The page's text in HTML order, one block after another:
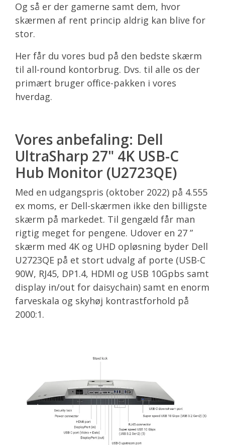
Og så er der gamerne samt dem, hvor
skærmen af rent princip aldrig kan blive for
stor.
Her får du vores bud på den bedste skærm
til all-round kontorbrug. Dvs. til alle os der
primært bruger office-pakken i vores
hverdag.
Vores anbefaling: Dell
UltraSharp 27" 4K USB-C
Hub Monitor (U2723QE)
Med en udgangspris (oktober 2022) på 4.555
ex moms, er Dell-skærmen ikke den billigste
skærm på markedet. Til gengæld får man
rigtig meget for pengene. Udover en 27 ”
skærm med 4K og UHD opløsning byder Dell
U2723QE på et stort udvalg af porte (USB-C
90W, RJ45, DP1.4, HDMI og USB 10Gpbs samt
display in/out for daisychain) samt en enorm
farveskala og skyhøj kontrastforhold på
2000:1.